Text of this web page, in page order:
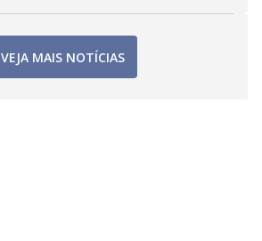
VEJA MAIS NOTÍCIAS